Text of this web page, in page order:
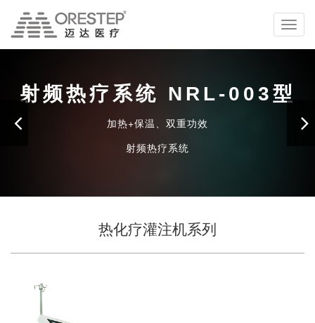
切
换
射频热疗系统 NRL-003型
加热+保温、双重功效
射频热疗系统
热化疗灌注机系列